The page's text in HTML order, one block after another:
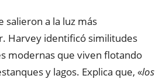
salieron a la luz más
Harvey identificó similitudes
modernas que viven flotando
y lagos. Explica que, «los